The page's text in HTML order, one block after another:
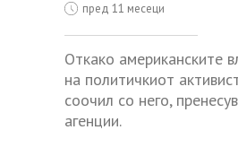
пред 11 месеци
Откако американските
на политичкиот
соочил со него,
агенции.